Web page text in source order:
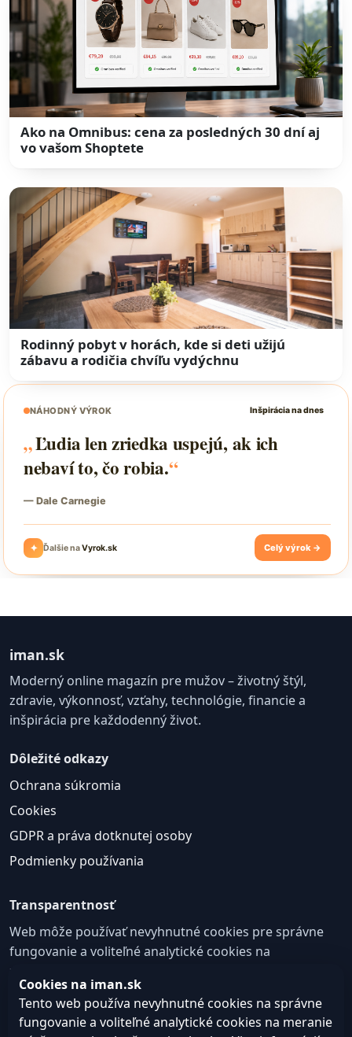
Ako na Omnibus: cena za posledných 30 dní aj
vo vašom Shoptete
Rodinný pobyt v horách, kde si deti užijú
zábavu a rodičia chvíľu vydýchnu
iman.sk
Moderný online magazín pre mužov – životný štýl,
zdravie, výkonnosť, vzťahy, technológie, financie a
inšpirácia pre každodenný život.
Dôležité odkazy
Ochrana súkromia
Cookies
GDPR a práva dotknutej osoby
Podmienky používania
Transparentnosť
Web môže používať nevyhnutné cookies pre správne
fungovanie a voliteľné analytické cookies na
zlepšovanie obsahu a používateľskej skúsenosti.
Nastavenie cookies
Cookies na iman.sk
Tento web používa nevyhnutné cookies na správne
fungovanie a voliteľné analytické cookies na meranie